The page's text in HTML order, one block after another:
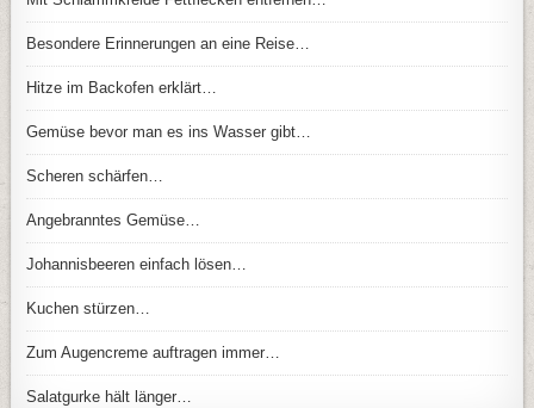
Besondere Erinnerungen an eine Reise…
Hitze im Backofen erklärt…
Gemüse bevor man es ins Wasser gibt…
Scheren schärfen…
Angebranntes Gemüse…
Johannisbeeren einfach lösen…
Kuchen stürzen…
Zum Augencreme auftragen immer…
Salatgurke hält länger…